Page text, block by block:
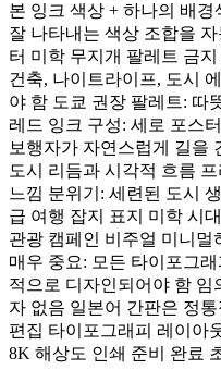
본 잉크 색상 + 하나의 배
잘 나타내는 색상 조합을
터 미학 무지개 팔레트 금
건축, 나이트라이프, 도시
야 함 도쿄 권장 팔레트: 따
레드 잉크 구성: 세로 포스
보행자가 자연스럽게 길을
도시 리듬과 시각적 흐름
느낌 분위기: 세련된 도시
급 여행 잡지 표지 미학 시
관광 캠페인 비주얼 미니
매우 중요: 모든 타이포그
적으로 디자인되어야 함 임
자 없음 일본어 간판은 정
편집 타이포그래피 레이아
8K 해상도 인쇄 준비 완료